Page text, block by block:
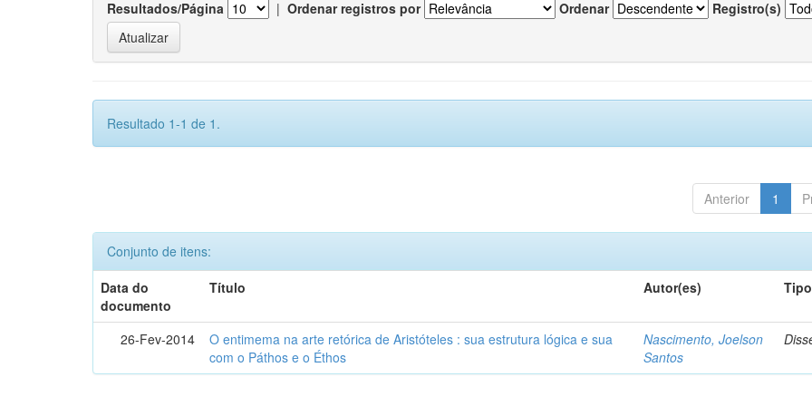
Resultados/Página | Ordenar registros por Ordenar Registro(s)
Resultado 1-1 de 1.
Anterior 1
Conjunto de itens:
Data do
documento
Título Autor(es) Tipo
26-Fev-2014
O entimema na arte retórica de Aristóteles : sua estrutura lógica e sua
com o Páthos e o Éthos
Nascimento, Joelson
Santos